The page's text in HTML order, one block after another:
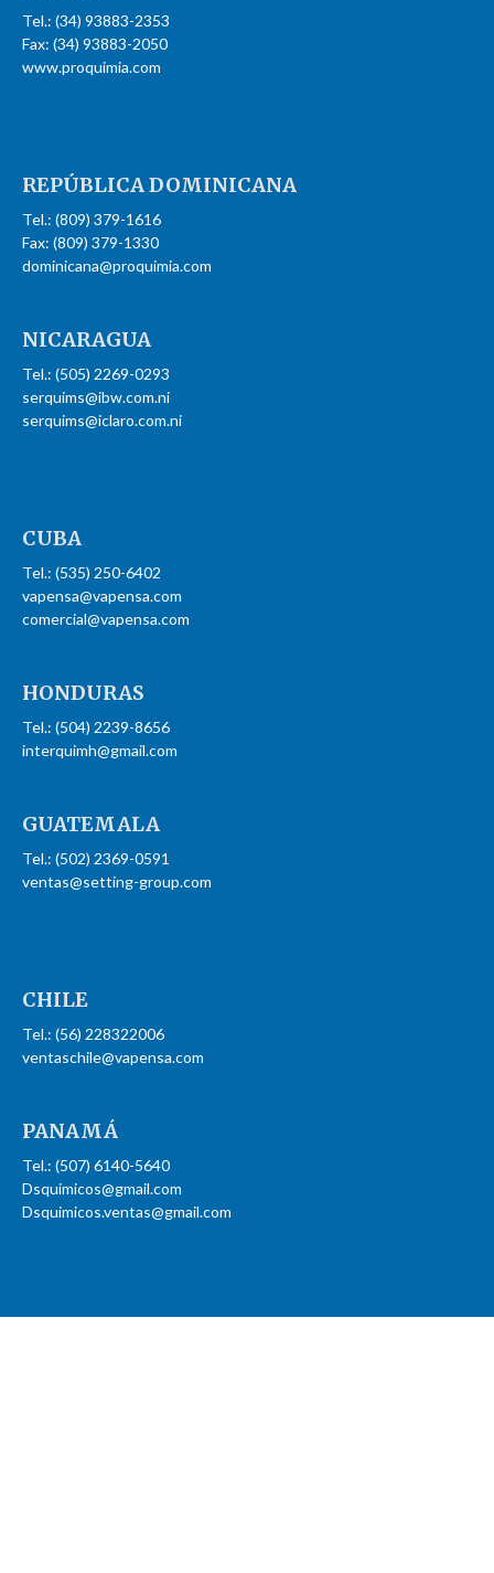
Tel.: (34) 93883-2353
Fax: (34) 93883-2050
www.proquimia.com
REPÚBLICADOMINICANA
Tel.: (809) 379-1616
Fax: (809) 379-1330
dominicana@proquimia.com
NICARAGUA
Tel.: (505) 2269-0293
serquims@ibw.com.ni
serquims@iclaro.com.ni
CUBA
Tel.: (535) 250-6402
vapensa@vapensa.com
comercial@vapensa.com
HONDURAS
Tel.: (504) 2239-8656
interquimh@gmail.com
GUATEMALA
Tel.: (502) 2369-0591
ventas@setting-group.com
CHILE
Tel.: (56) 228322006
ventaschile@vapensa.com
PANAMÁ
Tel.: (507) 6140-5640
Dsquimicos@gmail.com
Dsquimicos.ventas@gmail.com